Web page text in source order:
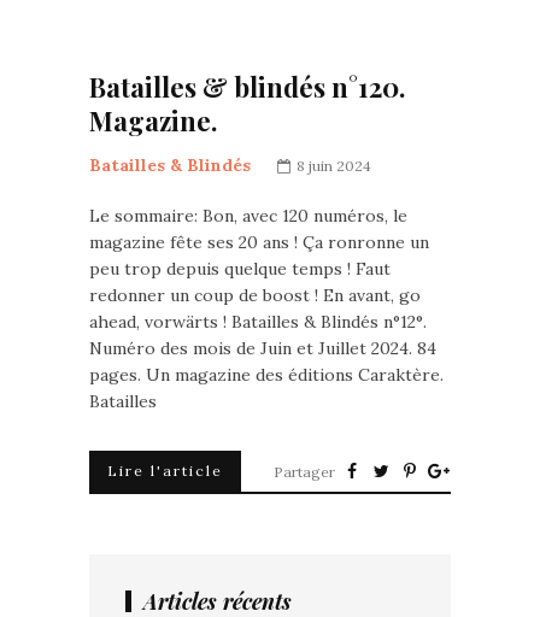
Batailles & blindés n°120.
Magazine.
Batailles & Blindés 8 juin 2024
Le sommaire: Bon, avec 120 numéros, le
magazine fête ses 20 ans ! Ça ronronne un
peu trop depuis quelque temps ! Faut
redonner un coup de boost ! En avant, go
ahead, vorwärts ! Batailles & Blindés n°12°.
Numéro des mois de Juin et Juillet 2024. 84
pages. Un magazine des éditions Caraktère.
Batailles
Lire l'article Partager
Articles récents